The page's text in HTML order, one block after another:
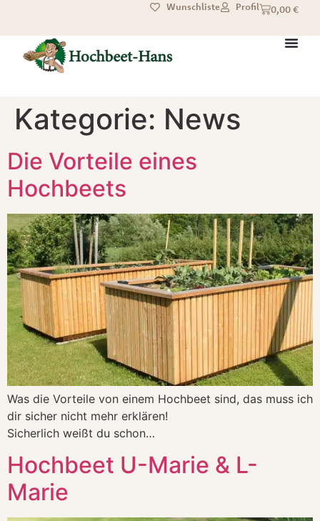
0,00€
Wunschliste Profil
Kategorie: News
Die Vorteile eines
Hochbeets
Was die Vorteile von einem Hochbeet sind, das muss ich
dir sicher nicht mehr erklären!
Sicherlich weißt du schon…
Hochbeet U-Marie & L-
Marie